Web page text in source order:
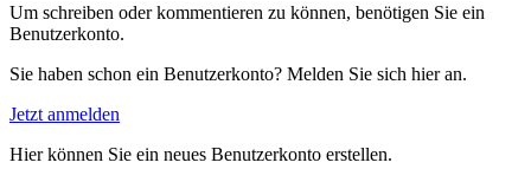
Um schreiben oder kommentieren zu können, benötigen Sie ein
Benutzerkonto.
Sie haben schon ein Benutzerkonto? Melden Sie sich hier an.
Jetzt anmelden
Hier können Sie ein neues Benutzerkonto erstellen.